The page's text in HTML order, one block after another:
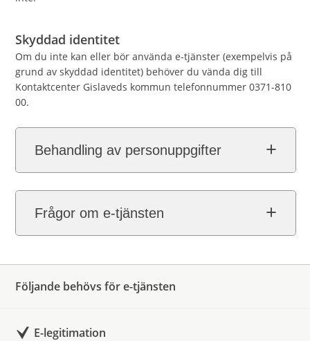
Skyddad identitet
Om du inte kan eller bör använda e-tjänster (exempelvis på
grund av skyddad identitet) behöver du vända dig till
Kontaktcenter Gislaveds kommun telefonnummer 0371-810
00.
Behandling av personuppgifter
Frågor om e-tjänsten
Följande behövs för e-tjänsten
E-legitimation